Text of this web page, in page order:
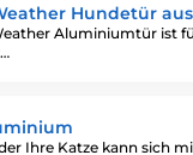
Hundetür
Aluminiumtür ist
Ihre Katze kann sich